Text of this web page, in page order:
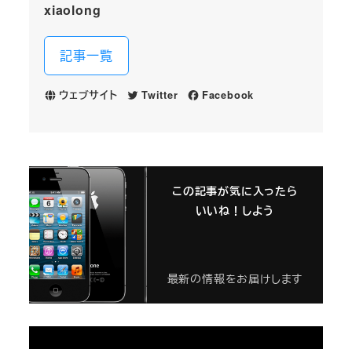
xiaolong
記事一覧
ウェブサイト Twitter Facebook
この記事が気に入ったら
いいね！しよう
最新の情報をお届けします